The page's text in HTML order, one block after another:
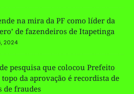
na mira da PF como líder da
de fazendeiros de Itapetinga
2024
pesquisa que colocou Prefeito
topo da aprovação é recordista de
de fraudes